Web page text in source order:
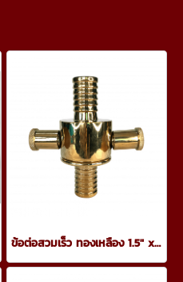
ข้อต่อสวมเร็ว ทองเหลือง 1.5" x 2.5"